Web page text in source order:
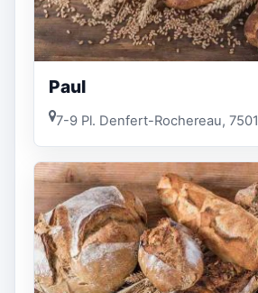
Paul
7-9 Pl. Denfert-Rochereau,